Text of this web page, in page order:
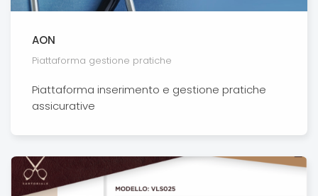
AON
Piattaforma gestione pratiche
Piattaforma inserimento e gestione pratiche
assicurative